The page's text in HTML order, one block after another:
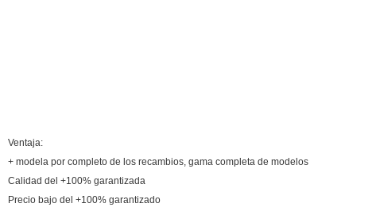
Ventaja:
+ modela por completo de los recambios, gama completa de modelos
Calidad del +100% garantizada
Precio bajo del +100% garantizado